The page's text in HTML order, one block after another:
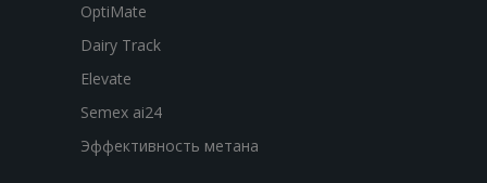
OptiMate
Dairy Track
Elevate
Semex ai24
Эффективность метана